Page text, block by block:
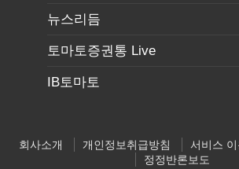
뉴스리듬
토마토증권통 Live
IB토마토
회사소개 개인정보취급방침 서비스
정정반론보도